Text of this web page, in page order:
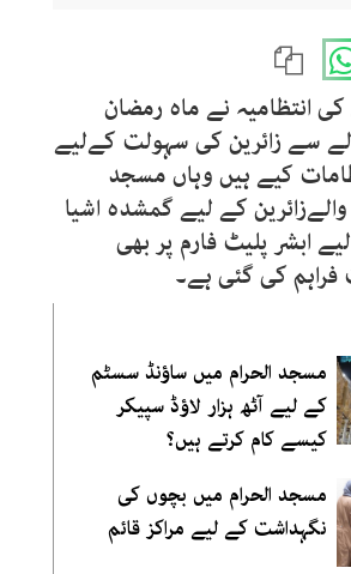
انتظامیہ نے ماہ رمضان
سے زائرین کی سہولت کےلیے
کیے ہیں وہاں مسجد
والےزائرین کے لیے گمشدہ اشیا
ابشر پلیٹ فارم پر بھی
کی گئی ہے۔
مسجد الحرام میں ساؤنڈ سسٹم
کے لیے آٹھ ہزار لاؤڈ سپیکر
کیسے کام کرتے ہیں؟
مسجد الحرام میں بچوں کی
نگہداشت کے لیے مراکز قائم